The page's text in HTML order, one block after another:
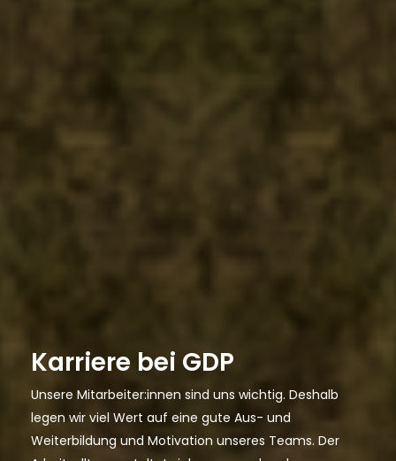
Karriere bei GDP
Unsere Mitarbeiter:innen sind uns wichtig. Deshalb
legen wir viel Wert auf eine gute Aus- und
Weiterbildung und Motivation unseres Teams. Der